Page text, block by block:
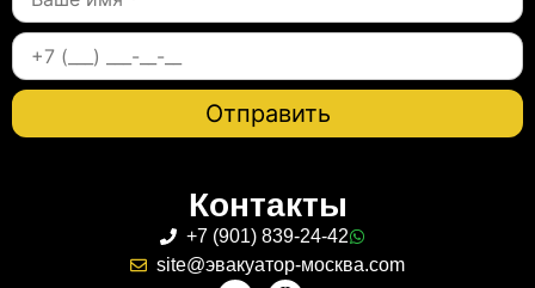
Контакты
+7 (901) 839-24-42
site@эвакуатор-москва.com